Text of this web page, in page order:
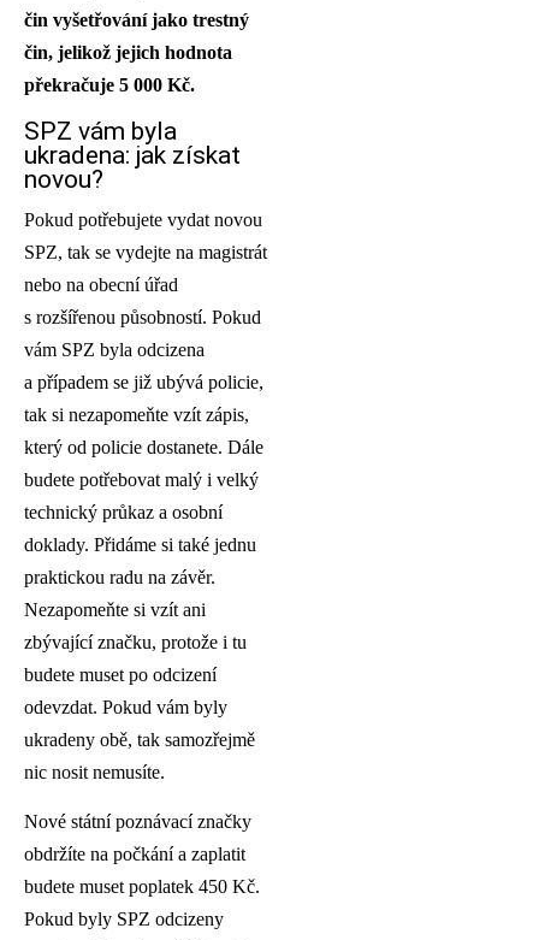
čin vyšetřování jako trestný
čin, jelikož jejich hodnota
překračuje 5 000 Kč.
SPZ vám byla
ukradena: jak získat
novou?
Pokud potřebujete vydat novou
SPZ, tak se vydejte na magistrát
nebo na obecní úřad
s rozšířenou působností. Pokud
vám SPZ byla odcizena
a případem se již ubývá policie,
tak si nezapomeňte vzít zápis,
který od policie dostanete. Dále
budete potřebovat malý i velký
technický průkaz a osobní
doklady. Přidáme si také jednu
praktickou radu na závěr.
Nezapomeňte si vzít ani
zbývající značku, protože i tu
budete muset po odcizení
odevzdat. Pokud vám byly
ukradeny obě, tak samozřejmě
nic nosit nemusíte.
Nové státní poznávací značky
obdržíte na počkání a zaplatit
budete muset poplatek 450 Kč.
Pokud byly SPZ odcizeny